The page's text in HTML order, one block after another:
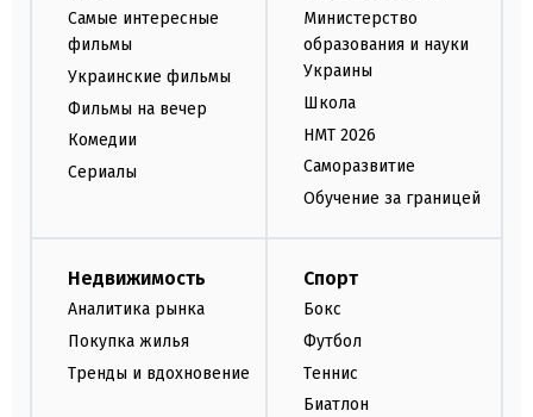
Самые интересные
фильмы
Украинские фильмы
Фильмы на вечер
Комедии
Сериалы
Министерство
образования и науки
Украины
Школа
НМТ 2026
Саморазвитие
Обучение за границей
Недвижимость
Аналитика рынка
Покупка жилья
Тренды и вдохновение
Спорт
Бокс
Футбол
Теннис
Биатлон